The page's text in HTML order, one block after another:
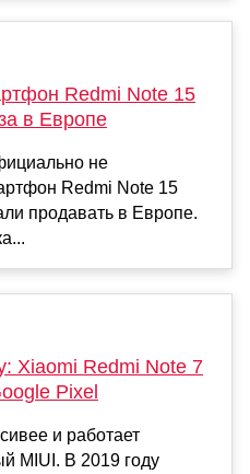
Redmi Note 15
в Европе
не
Redmi Note 15
продавать в Европе.
Xiaomi Redmi Note 7
Pixel
и работает
MIUI. В 2019 году